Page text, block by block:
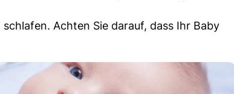
Achten Sie darauf, dass Ihr Baby